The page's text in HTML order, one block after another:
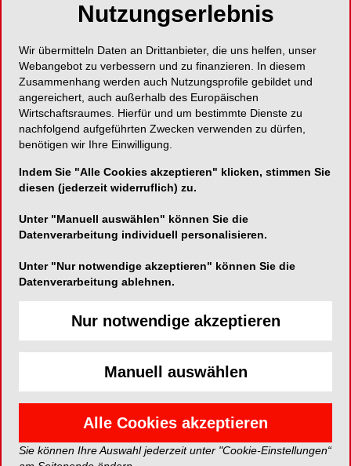
Wolfsweg 34
Karte
Fax:
02744-766
PRODUKTE
Nutzungserlebnis
Wir übermitteln Daten an Drittanbieter, die uns helfen, unser
Webangebot zu verbessern und zu finanzieren. In diesem
Zusammenhang werden auch Nutzungsprofile gebildet und
angereichert, auch außerhalb des Europäischen
Wirtschaftsraumes. Hierfür und um bestimmte Dienste zu
nachfolgend aufgeführten Zwecken verwenden zu dürfen,
benötigen wir Ihre Einwilligung.
Indem Sie "Alle Cookies akzeptieren" klicken, stimmen Sie
diesen (jederzeit widerruflich) zu.
Unter "Manuell auswählen" können Sie die
Datenverarbeitung individuell personalisieren.
Unter "Nur notwendige akzeptieren" können Sie die
Datenverarbeitung ablehnen.
Nur notwendige akzeptieren
Manuell auswählen
Alle Cookies akzeptieren
Sie können Ihre Auswahl jederzeit unter "Cookie-Einstellungen“